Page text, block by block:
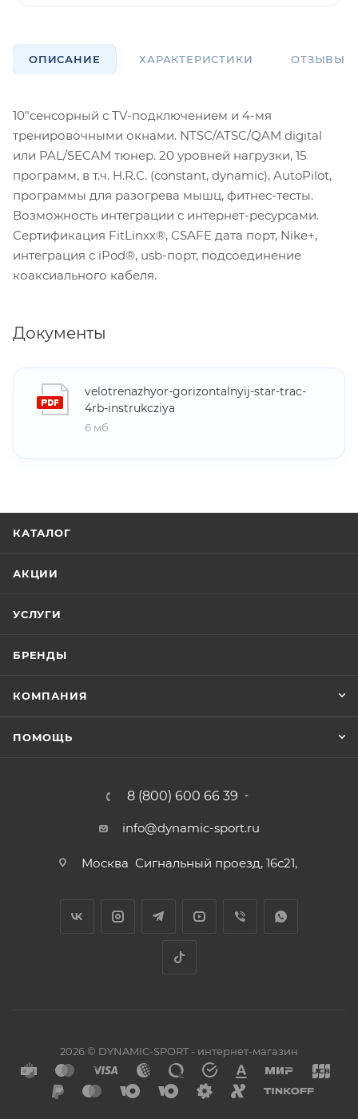
ОПИСАНИЕ ХАРАКТЕРИСТИКИ ОТЗЫВЫ
10"сенсорный с TV-подключением и 4-мя
тренировочными окнами. NTSC/ATSC/QAM digital
или PAL/SECAM тюнер. 20 уровней нагрузки, 15
программ, в т.ч. H.R.C. (constant, dynamic), AutoPilot,
программы для разогрева мышц, фитнес-тесты.
Возможность интеграции с интернет-ресурсами.
Сертификация FitLinxx®, CSAFE дата порт, Nike+,
интеграция с iPod®, usb-порт, подсоединение
коаксиального кабеля.
Документы
velotrenazhyor-gorizontalnyij-star-trac-
4rb-instrukcziya
6 мб
КАТАЛОГ
АКЦИИ
УСЛУГИ
БРЕНДЫ
КОМПАНИЯ
ПОМОЩЬ
8 (800) 600 66 39
info@dynamic-sport.ru
Москва Сигнальный проезд, 16с21,
2026 © DYNAMIC-SPORT - интернет-магазин